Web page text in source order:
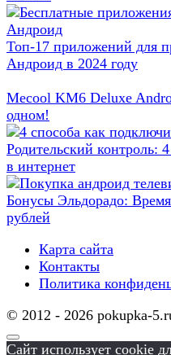
Топ-17 приложений для
Андроид в 2024 году
Mecool KM6 Deluxe
одном!
Родительский контроль:
в интернет
Бонусы Эльдорадо:
рублей
Карта сайта
Контакты
Политика
© 2012 - 2026 pokupka-
Сайт использует cookie